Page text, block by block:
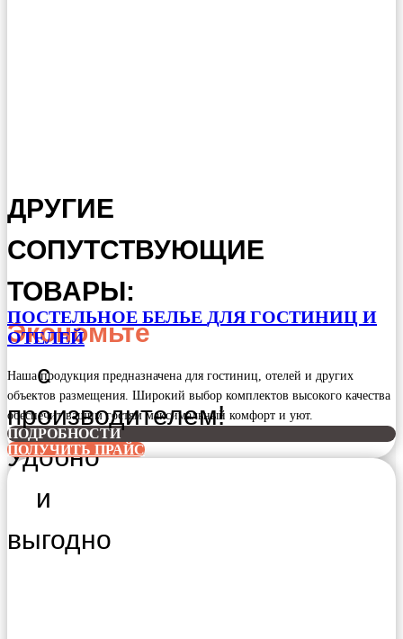
ДРУГИЕ
СОПУТСТВУЮЩИЕ
ТОВАРЫ:
Экономьте
с
производителем!
Удобно
и
выгодно
ПОСТЕЛЬНОЕ БЕЛЬЕ ДЛЯ ГОСТИНИЦ И
ОТЕЛЕЙ
Наша продукция предназначена для гостиниц, отелей и других
объектов размещения. Широкий выбор комплектов высокого качества
обеспечит вашим гостям максимальный комфорт и уют.
ПОДРОБНОСТИ
ПОЛУЧИТЬ ПРАЙС